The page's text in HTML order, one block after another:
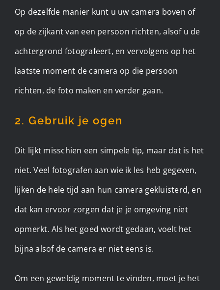
Op dezelfde manier kunt u uw camera boven of
op de zijkant van een persoon richten, alsof u de
achtergrond fotografeert, en vervolgens op het
laatste moment de camera op die persoon
richten, de foto maken en verder gaan.
2. Gebruik je ogen
Dit lijkt misschien een simpele tip, maar dat is het
niet. Veel fotografen aan wie ik les heb gegeven,
lijken de hele tijd aan hun camera gekluisterd, en
dat kan ervoor zorgen dat je je omgeving niet
opmerkt. Als het goed wordt gedaan, voelt het
bijna alsof de camera er niet eens is.
Om een geweldig moment te vinden, moet je het